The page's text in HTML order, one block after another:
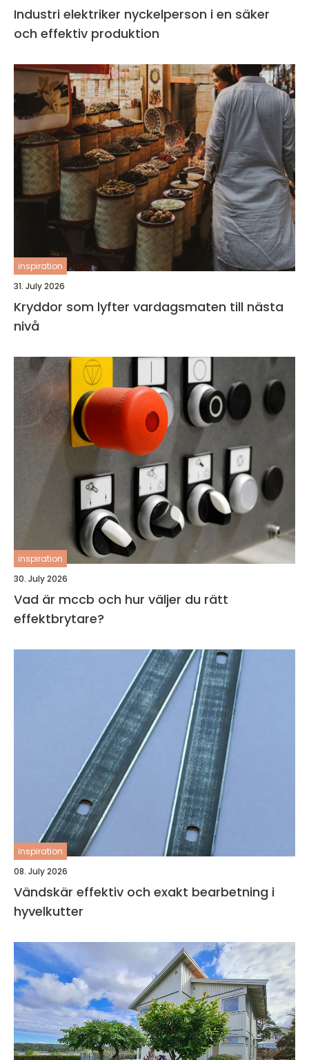
Industri elektriker nyckelperson i en säker
och effektiv produktion
inspiration
31. July 2026
Kryddor som lyfter vardagsmaten till nästa
nivå
inspiration
30. July 2026
Vad är mccb och hur väljer du rätt
effektbrytare?
inspiration
08. July 2026
Vändskär effektiv och exakt bearbetning i
hyvelkutter